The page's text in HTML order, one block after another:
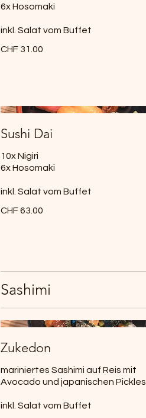
6x Hosomaki
inkl. Salat vom Buffet
CHF 31.00
Sushi Dai
10x Nigiri
6x Hosomaki
inkl. Salat vom Buffet
CHF 63.00
Sashimi
Zukedon
mariniertes Sashimi auf Reis mit
Avocado und japanischen Pickles
inkl. Salat vom Buffet